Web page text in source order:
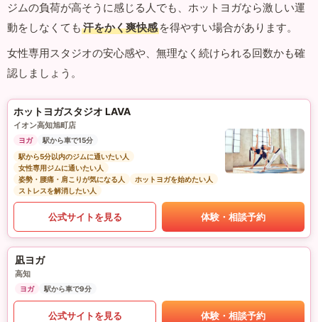
ジムの負荷が高そうに感じる人でも、ホットヨガなら激しい運
動をしなくても 汗をかく爽快感 を得やすい場合があります。
女性専用スタジオの安心感や、無理なく続けられる回数かも確
認しましょう。
ホットヨガスタジオ LAVA
イオン高知旭町店
ヨガ
駅から車で15分
駅から5分以内のジムに通いたい人
女性専用ジムに通いたい人
姿勢・腰痛・肩こりが気になる人
ホットヨガを始めたい人
ストレスを解消したい人
公式サイトを見る 体験・相談予約
凪ヨガ
高知
ヨガ 駅から車で9分
公式サイトを見る 体験・相談予約